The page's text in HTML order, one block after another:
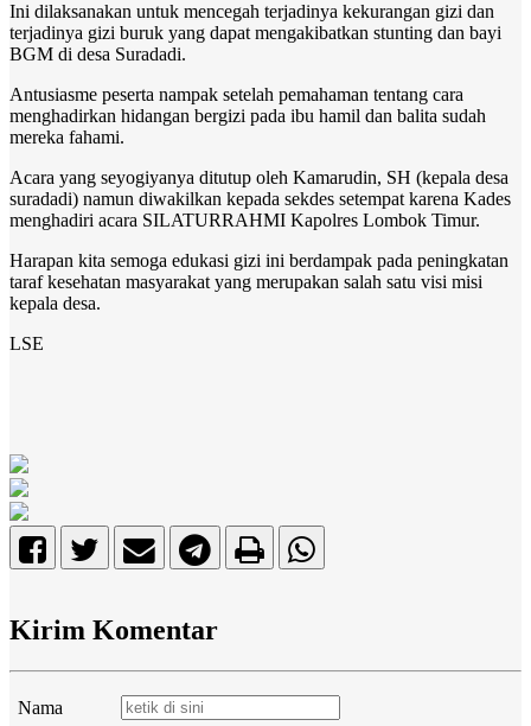
Ini dilaksanakan untuk mencegah terjadinya kekurangan gizi dan
terjadinya gizi buruk yang dapat mengakibatkan stunting dan bayi
BGM di desa Suradadi.
Antusiasme peserta nampak setelah pemahaman tentang cara
menghadirkan hidangan bergizi pada ibu hamil dan balita sudah
mereka fahami.
Acara yang seyogiyanya ditutup oleh Kamarudin, SH (kepala desa
suradadi) namun diwakilkan kepada sekdes setempat karena Kades
menghadiri acara SILATURRAHMI Kapolres Lombok Timur.
Harapan kita semoga edukasi gizi ini berdampak pada peningkatan
taraf kesehatan masyarakat yang merupakan salah satu visi misi
kepala desa.
LSE
Kirim Komentar
Nama